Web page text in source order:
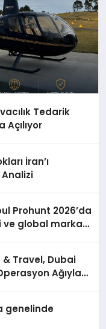
Tedarik
İran’ı
Prohunt 2026’da
ve global marka
Travel, Dubai
Ağıyla
genelinde